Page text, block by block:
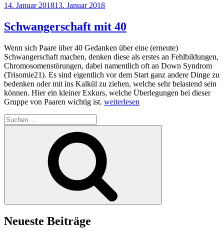
Veröffentlicht
14. Januar 201813. Januar 2018
Schwangerschaft mit 40
Wenn sich Paare über 40 Gedanken über eine (erneute)
Schwangerschaft machen, denken diese als erstes an Fehlbildungen,
Chromosomenstörungen, dabei namentlich oft an Down Syndrom
(Trisomie21). Es sind eigentlich vor dem Start ganz andere Dinge zu
bedenken oder mit ins Kalkül zu ziehen, welche sehr belastend sein
können. Hier ein kleiner Exkurs, welche Überlegungen bei dieser
Gruppe von Paaren wichtig ist. „Schwangerschaft
weiterlesen
Suchen
nach:
Neueste Beiträge